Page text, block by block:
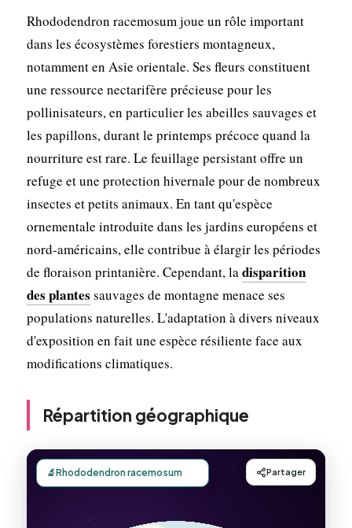
Rhododendron racemosum joue un rôle important
dans les écosystèmes forestiers montagneux,
notamment en Asie orientale. Ses fleurs constituent
une ressource nectarifère précieuse pour les
pollinisateurs, en particulier les abeilles sauvages et
les papillons, durant le printemps précoce quand la
nourriture est rare. Le feuillage persistant offre un
refuge et une protection hivernale pour de nombreux
insectes et petits animaux. En tant qu'espèce
ornementale introduite dans les jardins européens et
nord-américains, elle contribue à élargir les périodes
de floraison printanière. Cependant, ladisparition
des plantes sauvages de montagne menace ses
populations naturelles. L'adaptation à divers niveaux
d'exposition en fait une espèce résiliente face aux
modifications climatiques.
Répartition géographique